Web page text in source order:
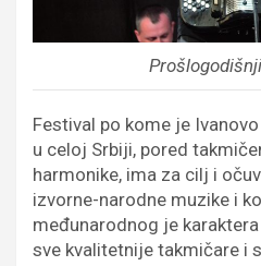
Festival po kome je
u celoj Srbiji, pored
harmonike, ima za cilj i
izvorne-narodne muzike i
međunarodnog je
sve kvalitetnije takmičare i